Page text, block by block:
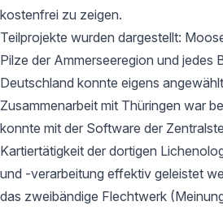
kostenfrei zu zeigen.
Teilprojekte wurden dargestellt:
Pilze der Ammerseeregion und jedes
Deutschland konnte eigens
Zusammenarbeit mit Thüringen war
konnte mit der Software der
Kartiertätigkeit der dortigen
und -verarbeitung effektiv geleistet
das zweibändige Flechtwerk